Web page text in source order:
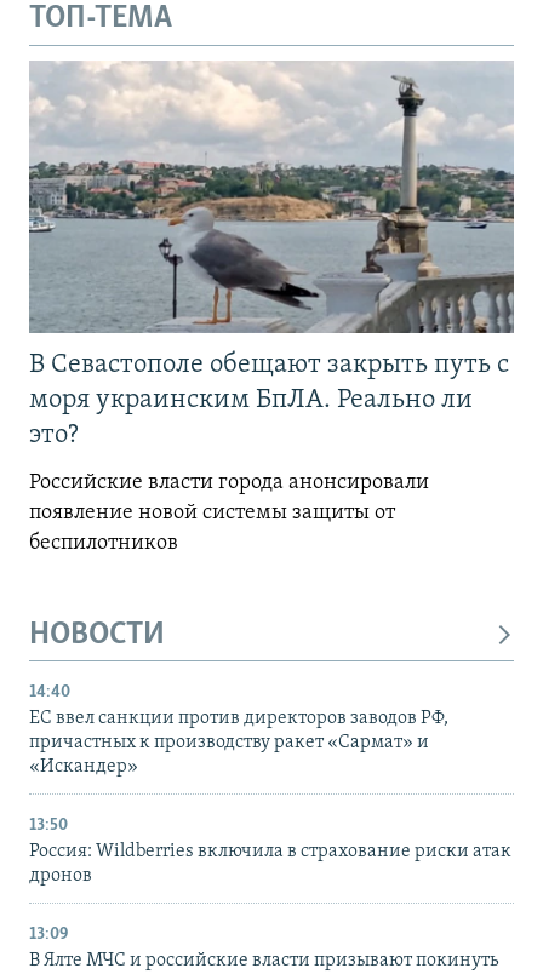
ТОП-ТЕМА
В Севастополе обещают закрыть путь с
моря украинским БпЛА. Реально ли
это?
Российские власти города анонсировали
появление новой системы защиты от
беспилотников
НОВОСТИ
14:40
ЕС ввел санкции против директоров заводов РФ,
причастных к производству ракет «Сармат» и
«Искандер»
13:50
Россия: Wildberries включила в страхование риски атак
дронов
13:09
В Ялте МЧС и российские власти призывают покинуть